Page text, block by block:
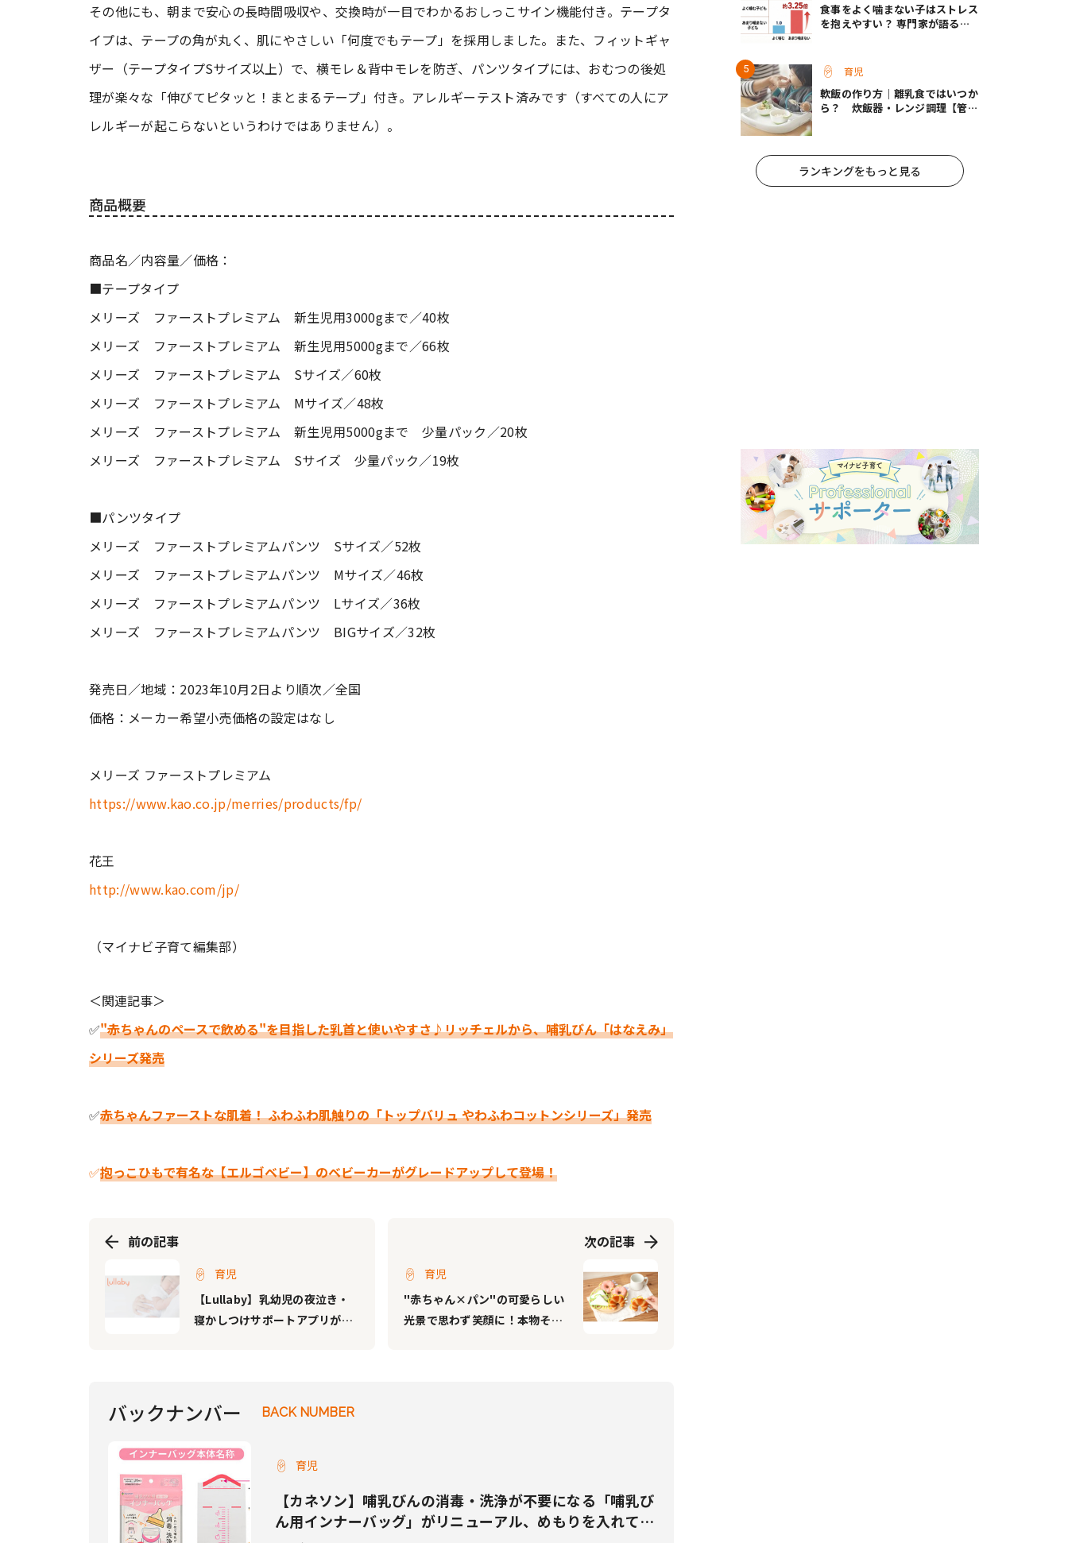
その他にも、朝まで安心の長時間吸収や、交換時が一目でわかるおしっこサイン機能付き。テープタ
イプは、テープの角が丸く、肌にやさしい「何度でもテープ」を採用しました。また、フィットギャ
ザー（テープタイプSサイズ以上）で、横モレ＆背中モレを防ぎ、パンツタイプには、おむつの後処
理が楽々な「伸びてピタッと！まとまるテープ」付き。アレルギーテスト済みです（すべての人にア
レルギーが起こらないというわけではありません）。
商品概要
商品名／内容量／価格：
■テープタイプ
メリーズ ファーストプレミアム 新生児用3000gまで／40枚
メリーズ ファーストプレミアム 新生児用5000gまで／66枚
メリーズ ファーストプレミアム Sサイズ／60枚
メリーズ ファーストプレミアム Mサイズ／48枚
メリーズ ファーストプレミアム 新生児用5000gまで 少量パック／20枚
メリーズ ファーストプレミアム Sサイズ 少量パック／19枚
■パンツタイプ
メリーズ ファーストプレミアムパンツ Sサイズ／52枚
メリーズ ファーストプレミアムパンツ Mサイズ／46枚
メリーズ ファーストプレミアムパンツ Lサイズ／36枚
メリーズ ファーストプレミアムパンツ BIGサイズ／32枚
発売日／地域：2023年10月2日より順次／全国
価格：メーカー希望小売価格の設定はなし
メリーズ ファーストプレミアム
https://www.kao.co.jp/merries/products/fp/
花王
http://www.kao.com/jp/
（マイナビ子育て編集部）
＜関連記事＞
✅"赤ちゃんのペースで飲める"を目指した乳首と使いやすさ♪リッチェルから、哺乳びん「はなえみ」
シリーズ発売
✅赤ちゃんファーストな肌着！ ふわふわ肌触りの「トップバリュ やわふわコットンシリーズ」発売
✅抱っこひもで有名な【エルゴベビー】のベビーカーがグレードアップして登場！
前の記事
育児
【Lullaby】乳幼児の夜泣き・
寝かしつけサポートアプリが、
次の記事
育児
"赤ちゃん×パン"の可愛らしい
光景で思わず笑顔に！本物そっ
バックナンバー BACK NUMBER
育児
【カネソン】哺乳びんの消毒・洗浄が不要になる「哺乳び
ん用インナーバッグ」がリニューアル、めもりを入れてよ
食事をよく噛まない子はストレス
を抱えやすい？ 専門家が語る、
育児
軟飯の作り方｜離乳食ではいつか
ら？ 炊飯器・レンジ調理【管理
ランキングをもっと見る